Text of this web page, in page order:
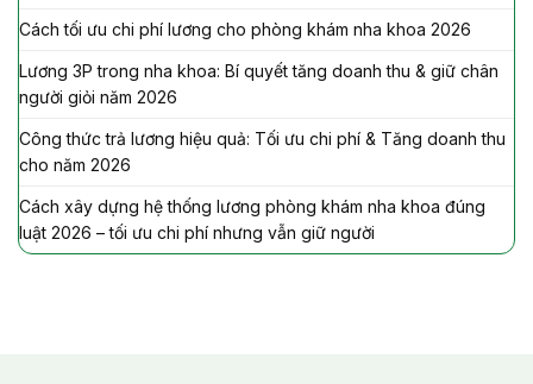
Cách tối ưu chi phí lương cho phòng khám nha khoa 2026
Lương 3P trong nha khoa: Bí quyết tăng doanh thu & giữ chân
người giỏi năm 2026
Công thức trả lương hiệu quả: Tối ưu chi phí & Tăng doanh thu
cho năm 2026
Cách xây dựng hệ thống lương phòng khám nha khoa đúng
luật 2026 – tối ưu chi phí nhưng vẫn giữ người